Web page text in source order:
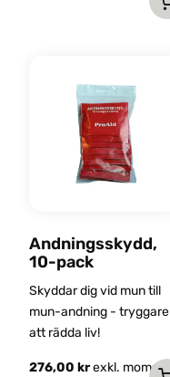
Andningsskydd,
10-pack
Skyddar dig vid mun till
mun-andning - tryggare
att rädda liv!
276,00krexkl. moms